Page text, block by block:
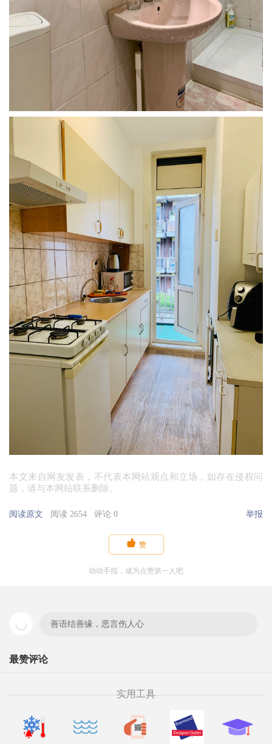
本文来自网友发表，不代表本网站观点和立场，如存在侵权问
题，请与本网站联系删除。
阅读原文 阅读 2654 评论 0 举报
 赞
动动手指，成为点赞第一人吧
善语结善缘，恶言伤人心
最赞评论
实用工具